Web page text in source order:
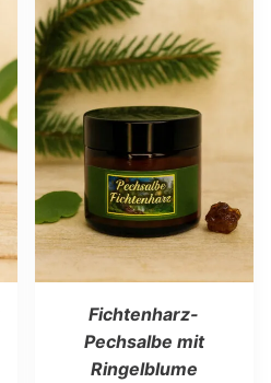
Fichtenharz-
Pechsalbe mit
Ringelblume
weist
mehrere
Varianten
auf.
Die
Optionen
können
auf
der
Produktseite
gewählt
werden